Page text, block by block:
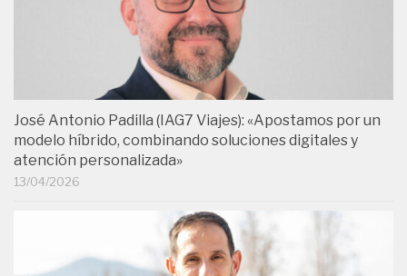
José Antonio Padilla (IAG7 Viajes): «Apostamos por un
modelo híbrido, combinando soluciones digitales y
atención personalizada»
13/04/2026